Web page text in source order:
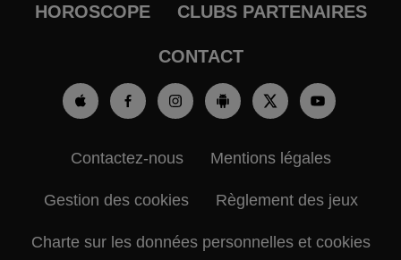
HOROSCOPE CLUBS PARTENAIRES
CONTACT
Contactez-nous Mentions légales
Gestion des cookies Règlement des jeux
Charte sur les données personnelles et cookies